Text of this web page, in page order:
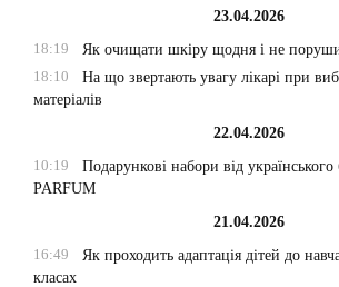
23.04.2026
18:19
Як очищати шкіру щодня і не
18:10
На що звертають увагу лікарі при
матеріалів
22.04.2026
10:19
Подарункові набори від
PARFUM
21.04.2026
16:49
Як проходить адаптація дітей до
класах